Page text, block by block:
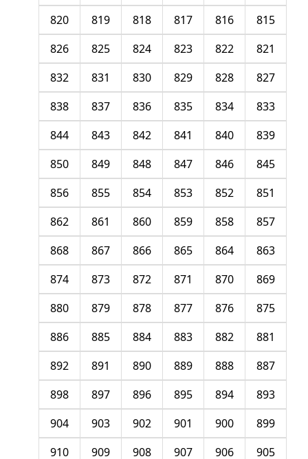
815
816
817
818
819
820
821
822
823
824
825
826
827
828
829
830
831
832
833
834
835
836
837
838
839
840
841
842
843
844
845
846
847
848
849
850
851
852
853
854
855
856
857
858
859
860
861
862
863
864
865
866
867
868
869
870
871
872
873
874
875
876
877
878
879
880
881
882
883
884
885
886
887
888
889
890
891
892
893
894
895
896
897
898
899
900
901
902
903
904
905
906
907
908
909
910